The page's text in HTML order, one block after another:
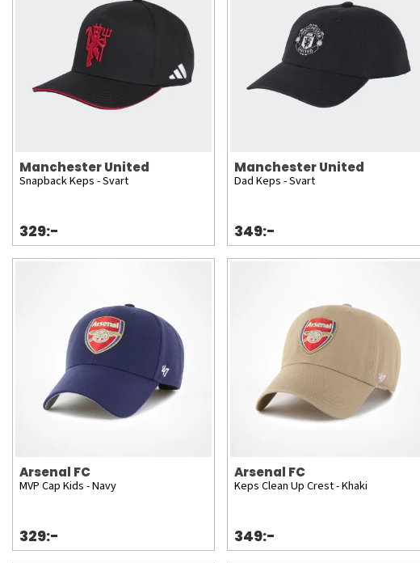
Manchester United
Snapback Keps - Svart
329:-
Manchester United
Dad Keps - Svart
349:-
Arsenal FC
MVP Cap Kids - Navy
329:-
Arsenal FC
Keps Clean Up Crest - Khaki
349:-